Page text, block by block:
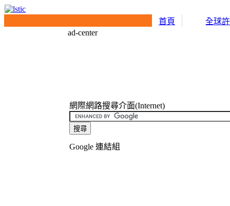
首頁 全球
ad-center
網際網路搜尋介面(Internet)
Google 連結組